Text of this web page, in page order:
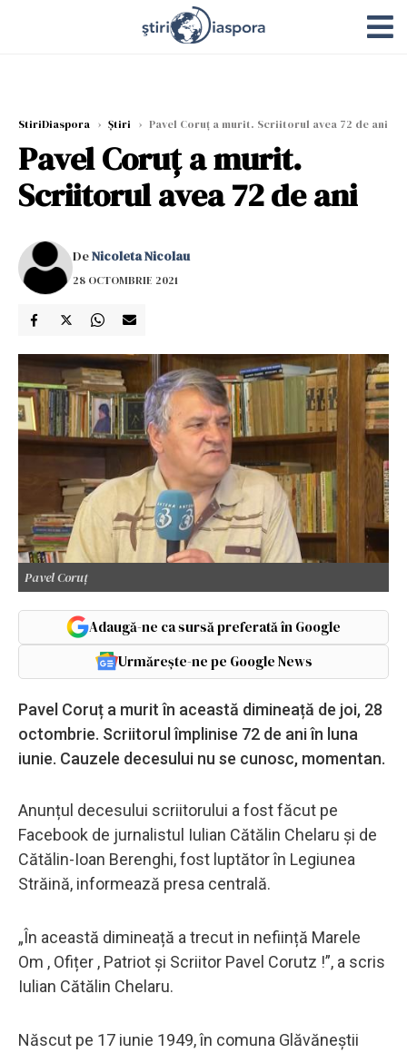
StiriDiaspora › Știri › Pavel Coruț a murit. Scriitorul avea 72 de ani
Pavel Coruț a murit.
Scriitorul avea 72 de ani
DeNicoleta Nicolau
28 OCTOMBRIE 2021
Pavel Coruț
Adaugă-ne ca sursă preferată în Google
Urmărește-ne pe Google News
Pavel Coruț a murit în această dimineață de joi, 28
octombrie. Scriitorul împlinise 72 de ani în luna
iunie. Cauzele decesului nu se cunosc, momentan.
Anunțul decesului scriitorului a fost făcut pe
Facebook de jurnalistul Iulian Cătălin Chelaru și de
Cătălin-Ioan Berenghi, fost luptător în Legiunea
Străină, informează presa centrală.
„În această dimineață a trecut in neființă Marele
Om , Ofițer , Patriot și Scriitor Pavel Corutz !”, a scris
Iulian Cătălin Chelaru.
Născut pe 17 iunie 1949, în comuna Glăvăneștii